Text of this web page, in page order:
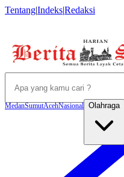
Tentang|Indeks|Redaksi
MedanSumutAcehNasional Olahraga